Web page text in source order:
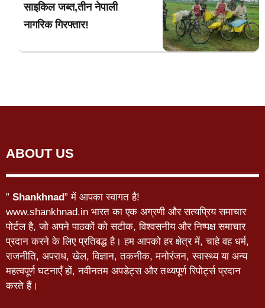
साइकिल जब्त,तीन नेपाली
नागरिक गिरफ्तार!
ABOUT US
” Shankhnad” में आपका स्वागत है!
www.shankhnad.in भारत का एक अग्रणी और सत्यप्रिय समाचार
पोर्टल है, जो अपने पाठकों को सटीक, विश्वसनीय और निष्पक्ष समाचार
प्रदान करने के लिए प्रतिबद्ध है। हम आपको हर क्षेत्र में, चाहे वह धर्म,
राजनीति, अपराध, खेल, विज्ञान, तकनीक, मनोरंजन, स्वास्थ्य या अन्य
महत्वपूर्ण घटनाएँ हों, नवीनतम अपडेट्स और तथ्यपूर्ण रिपोर्ट्स प्रदान
करते हैं।